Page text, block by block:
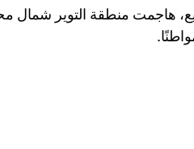
هاجمت منطقة التوير شمال